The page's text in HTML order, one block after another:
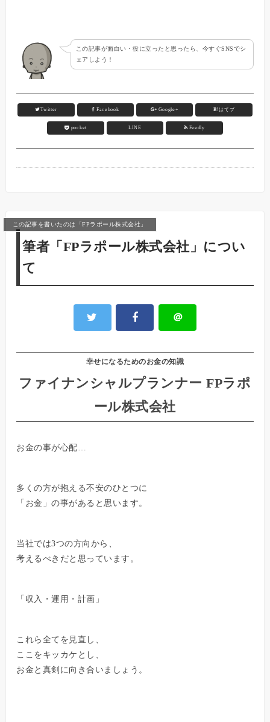
この記事が面白い・役に立ったと思ったら、今すぐSNSでシ
ェアしよう！
Twitter Facebook Google+ B!はてブ
pocket LINE Feedly
この記事を書いたのは「FPラポール株式会社」
筆者「FPラポール株式会社」につい
て
＠
幸せになるためのお金の知識
ファイナンシャルプランナー FPラポ
ール株式会社
お金の事が心配…
多くの方が抱える不安のひとつに
「お金」の事があると思います。
当社では3つの方向から、
考えるべきだと思っています。
「収入・運用・計画」
これら全てを見直し、
ここをキッカケとし、
お金と真剣に向き合いましょう。